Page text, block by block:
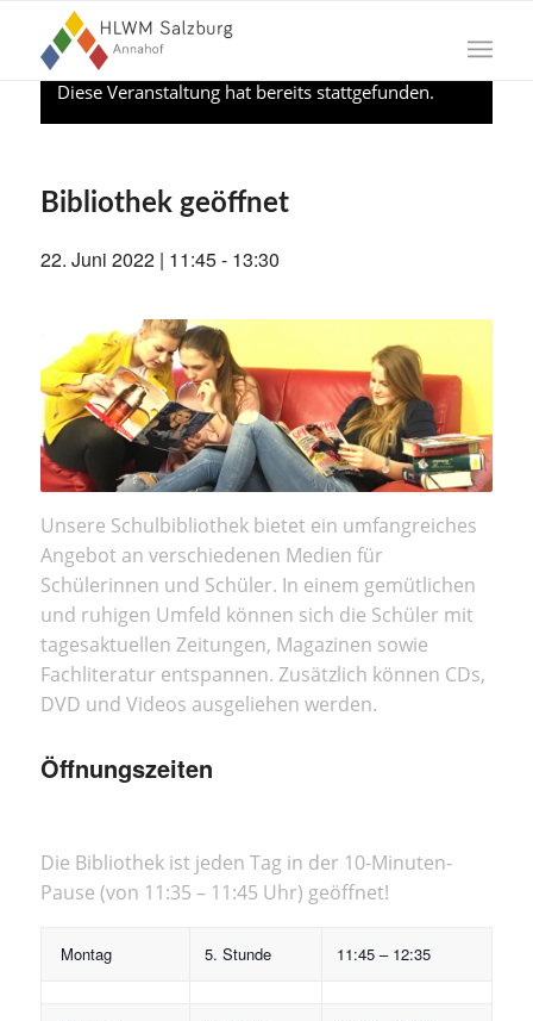
Diese Veranstaltung hat bereits stattgefunden.
Bibliothek geöffnet
22. Juni 2022 | 11:45- 13:30
Unsere Schulbibliothek bietet ein umfangreiches
Angebot an verschiedenen Medien für
Schülerinnen und Schüler. In einem gemütlichen
und ruhigen Umfeld können sich die Schüler mit
tagesaktuellen Zeitungen, Magazinen sowie
Fachliteratur entspannen. Zusätzlich können CDs,
DVD und Videos ausgeliehen werden.
Öffnungszeiten
Die Bibliothek ist jeden Tag in der 10-Minuten-
Pause (von 11:35 – 11:45 Uhr) geöffnet!
Montag 5. Stunde 11:45 – 12:35